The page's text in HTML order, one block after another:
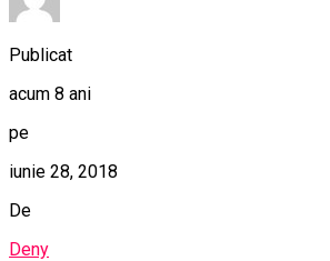
Publicat
acum 8 ani
pe
iunie 28, 2018
De
Deny